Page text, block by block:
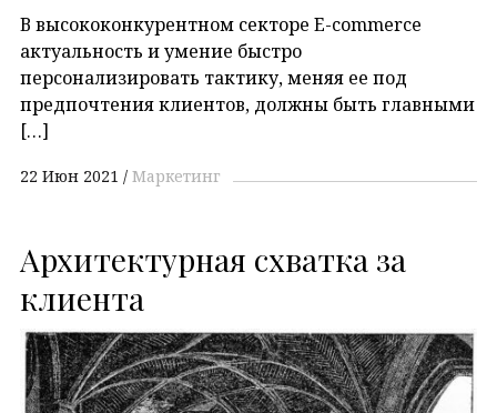
В высококонкурентном секторе E-commerce
актуальность и умение быстро
персонализировать тактику, меняя ее под
предпочтения клиентов, должны быть главными
[…]
22 Июн 2021 Маркетинг
Архитектурная схватка за
клиента